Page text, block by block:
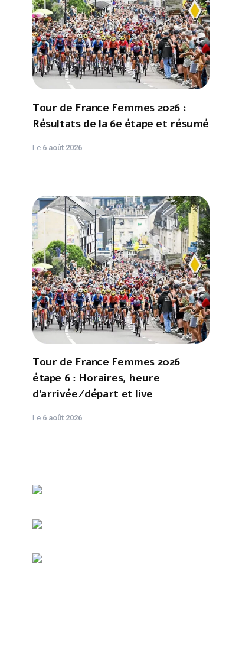
Tour de France Femmes 2026 :
Résultats de la 6e étape et résumé
Le 6 août 2026
Tour de France Femmes 2026
étape 6 : Horaires, heure
d'arrivée/départ et live
Le 6 août 2026